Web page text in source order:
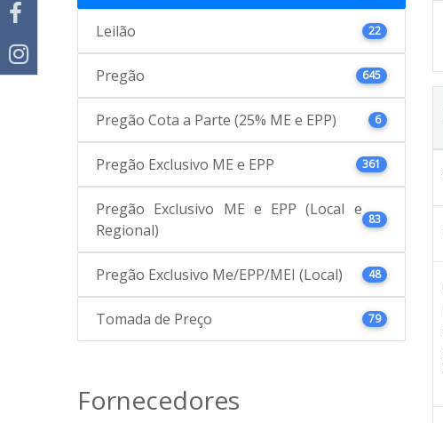
Leilão 22
Pregão 645
Pregão Cota a Parte (25% ME e EPP) 6
Pregão Exclusivo ME e EPP 361
Pregão Exclusivo ME e EPP (Local e
Regional)
83
Pregão Exclusivo Me/EPP/MEI (Local) 48
Tomada de Preço 79
Fornecedores